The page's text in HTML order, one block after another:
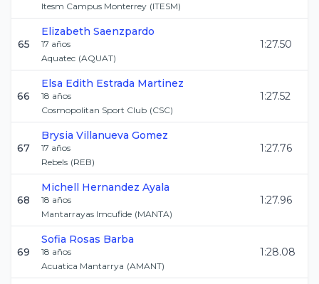
Itesm Campus Monterrey (ITESM)
65
Elizabeth Saenzpardo
17 años
Aquatec (AQUAT)
1:27.50
66
Elsa Edith Estrada Martinez
18 años
Cosmopolitan Sport Club (CSC)
1:27.52
67
Brysia Villanueva Gomez
17 años
Rebels (REB)
1:27.76
68
Michell Hernandez Ayala
18 años
Mantarrayas Imcufide (MANTA)
1:27.96
69
Sofia Rosas Barba
18 años
Acuatica Mantarrya (AMANT)
1:28.08